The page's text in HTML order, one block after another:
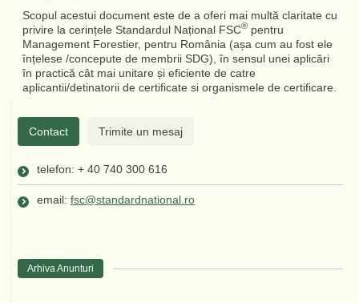
Scopul acestui document este de a oferi mai multă claritate cu
privire la cerințele Standardul Național FSC®pentru
Management Forestier, pentru România (așa cum au fost ele
înțelese /concepute de membrii SDG), în sensul unei aplicări
în practică cât mai unitare și eficiente de catre
aplicantii/detinatorii de certificate si organismele de certificare.
Contact Trimite un mesaj
telefon: + 40 740 300 616
email: fsc@standardnational.ro
Arhiva Anunturi